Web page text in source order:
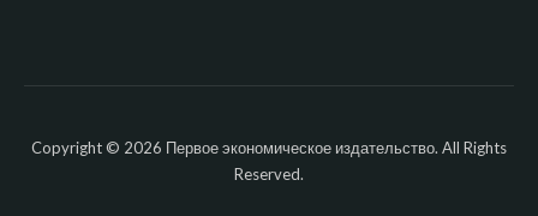
Copyright © 2026 Первое экономическое издательство. All Rights
Reserved.